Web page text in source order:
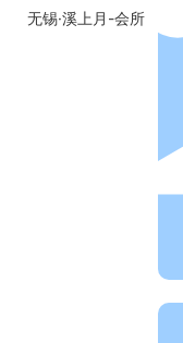
无锡·溪上月-会所